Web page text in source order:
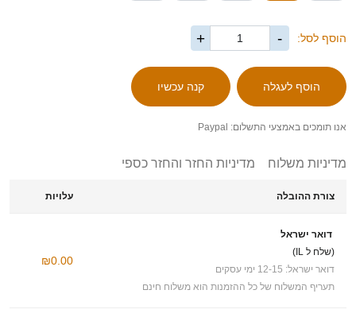
הוסף לסל: -
+
אנו תומכים באמצעי התשלום: Paypal
מדיניות משלוח מדיניות החזר והחזר כספי
צורת ההובלה עלויות
דואר ישראל
(שלח ל IL)
דואר ישראל: 12-15 ימי עסקים
תעריף המשלוח של כל ההזמנות הוא משלוח חינם
₪0.00